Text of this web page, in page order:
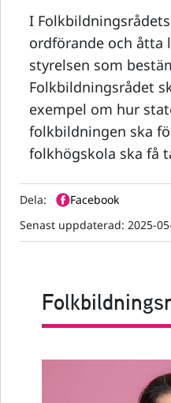
I
ordförande och åtta
styrelsen som
Folkbildningsrådet
exempel om hur
folkbildningen ska
folkhögskola ska få
Dela:
Facebook
Senast uppdaterad: 2025-